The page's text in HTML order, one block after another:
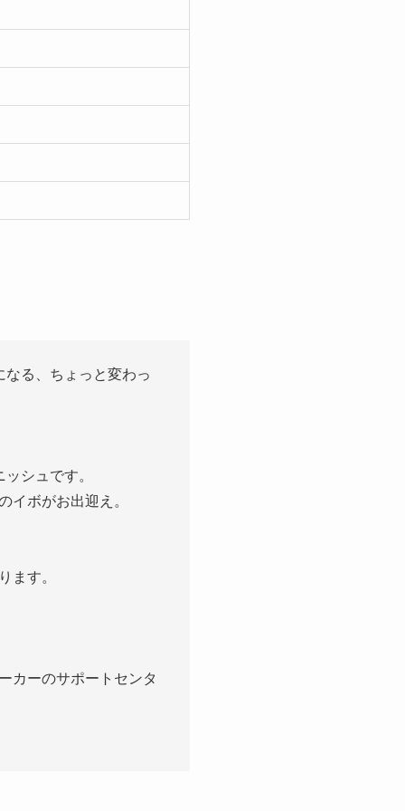
る、ちょっと変わっ
シュです。
イボがお出迎え。
ます。
カーのサポートセンタ